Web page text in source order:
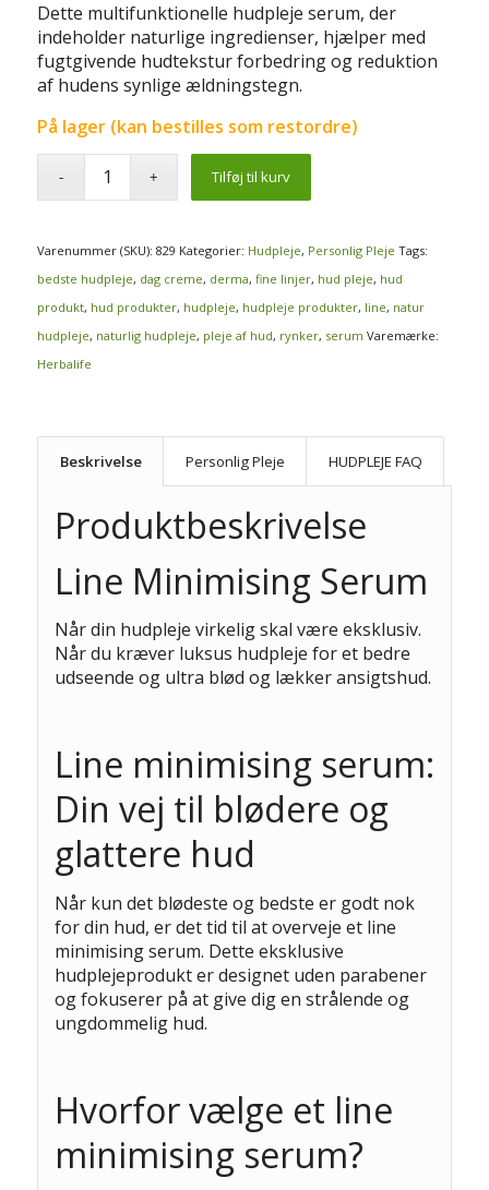
Dette multifunktionelle hudpleje serum, der
indeholder naturlige ingredienser, hjælper med
fugtgivende hudtekstur forbedring og reduktion
af hudens synlige ældningstegn.
På lager (kan bestilles som restordre)
Tilføj til kurv
Varenummer (SKU): 829 Kategorier: Hudpleje, Personlig Pleje Tags:
bedste hudpleje, dag creme, derma, fine linjer, hud pleje, hud
produkt, hud produkter, hudpleje, hudpleje produkter, line, natur
hudpleje, naturlig hudpleje, pleje af hud, rynker, serum Varemærke:
Herbalife
Beskrivelse Personlig Pleje HUDPLEJE FAQ
Produktbeskrivelse
Line Minimising Serum
Når din hudpleje virkelig skal være eksklusiv.
Når du kræver luksus hudpleje for et bedre
udseende og ultra blød og lækker ansigtshud.
Line minimising serum:
Din vej til blødere og
glattere hud
Når kun det blødeste og bedste er godt nok
for din hud, er det tid til at overveje et line
minimising serum. Dette eksklusive
hudplejeprodukt er designet uden parabener
og fokuserer på at give dig en strålende og
ungdommelig hud.
Hvorfor vælge et line
minimising serum?